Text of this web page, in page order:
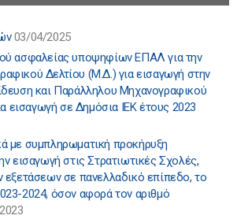
03/04/2025
ασφαλείας υποψηφίων ΕΠΑΛ για την
Δελτίου (Μ.Δ.) για εισαγωγή στην
και Παράλληλου Μηχανογραφικού
εισαγωγή σε Δημόσια ΙΕΚ έτους 2023
με συμπληρωματική προκήρυξη
εισαγωγή στις Στρατιωτικές Σχολές,
σε πανελλαδικό επίπεδο, το
2024, όσον αφορά τον αριθμό